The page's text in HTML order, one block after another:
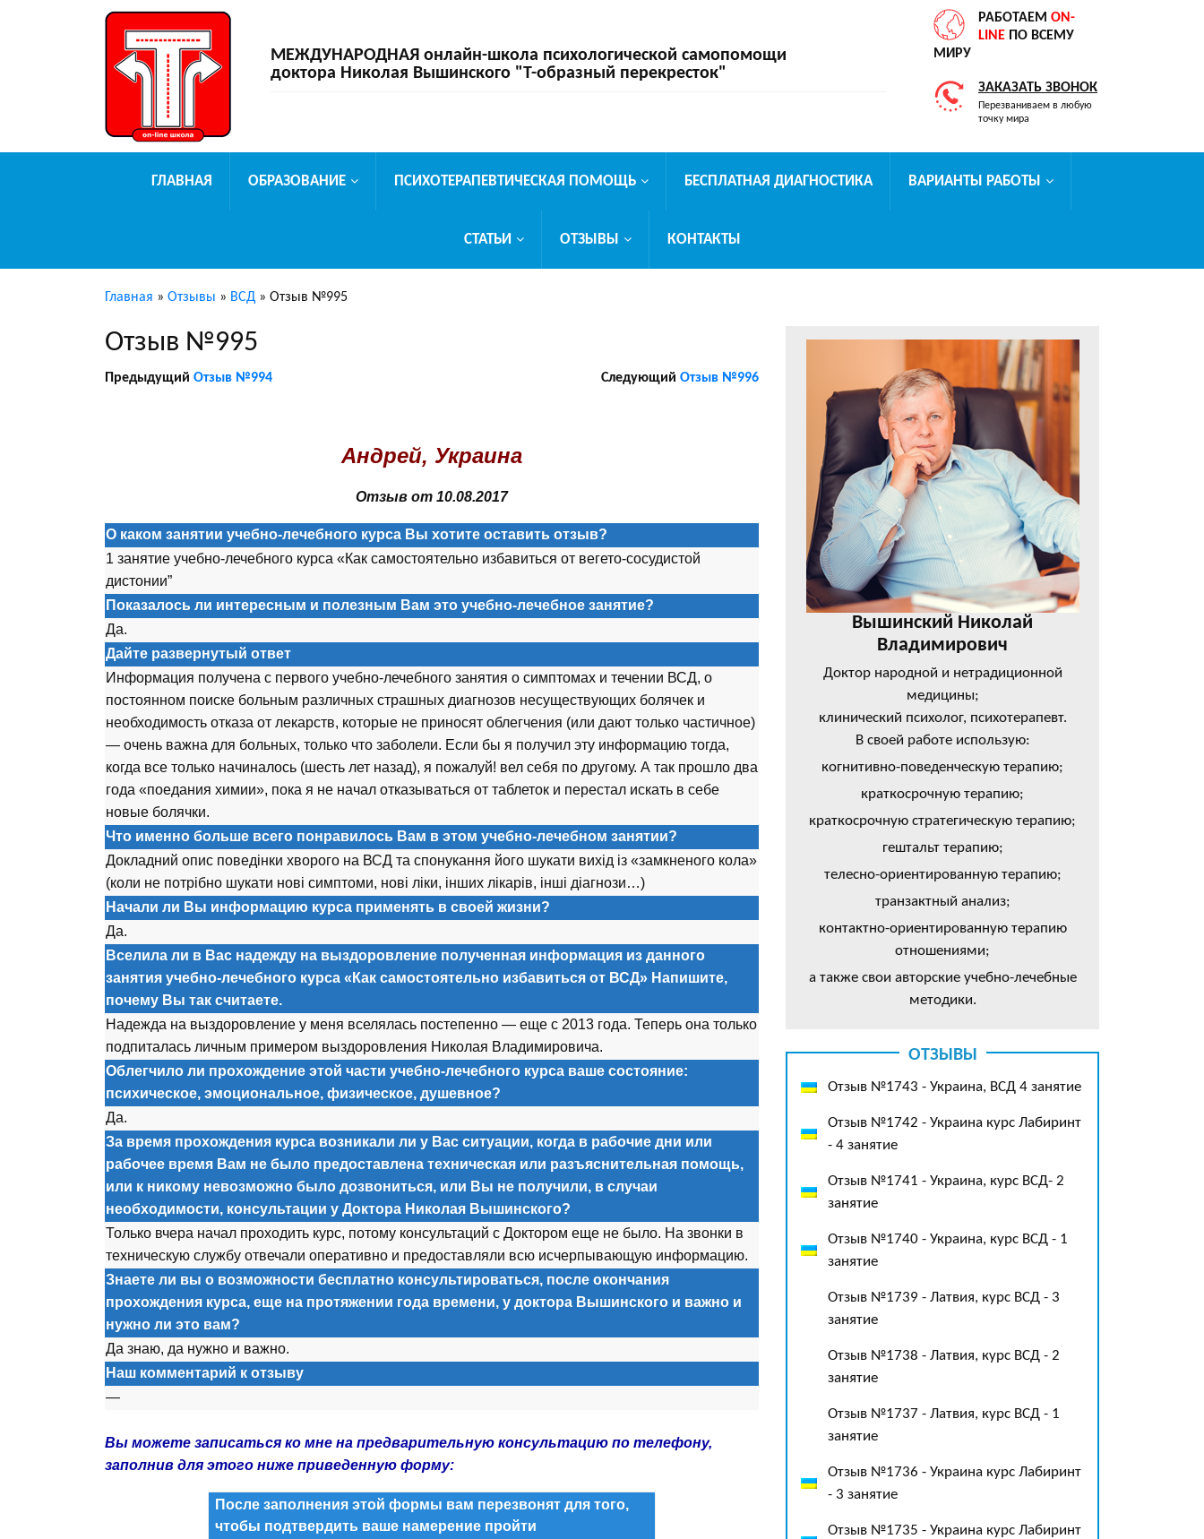
МЕЖДУНАРОДНАЯ онлайн-школа психологической самопомощи
доктора Николая Вышинского "Т-образный перекресток"
РАБОТАЕМ ON-
LINE ПО ВСЕМУ
МИРУ
ЗАКАЗАТЬ ЗВОНОК
Перезваниваем в любую
точку мира
ГЛАВНАЯ ОБРАЗОВАНИЕ ПСИХОТЕРАПЕВТИЧЕСКАЯ ПОМОЩЬ БЕСПЛАТНАЯ ДИАГНОСТИКА ВАРИАНТЫ РАБОТЫ
СТАТЬИ ОТЗЫВЫ КОНТАКТЫ
Главная » Отзывы » ВСД » Отзыв №995
Отзыв №995
Предыдущий Отзыв №994 Следующий Отзыв №996
Андрей, Украина
Отзыв от 10.08.2017
О каком занятии учебно-лечебного курса Вы хотите оставить отзыв?
1 занятие учебно-лечебного курса «Как самостоятельно избавиться от вегето-сосудистой
дистонии”
Показалось ли интересным и полезным Вам это учебно-лечебное занятие?
Да.
Дайте развернутый ответ
Информация получена с первого учебно-лечебного занятия о симптомах и течении ВСД, о
постоянном поиске больным различных страшных диагнозов несуществующих болячек и
необходимость отказа от лекарств, которые не приносят облегчения (или дают только частичное)
— очень важна для больных, только что заболели. Если бы я получил эту информацию тогда,
когда все только начиналось (шесть лет назад), я пожалуй! вел себя по другому. А так прошло два
года «поедания химии», пока я не начал отказываться от таблеток и перестал искать в себе
новые болячки.
Что именно больше всего понравилось Вам в этом учебно-лечебном занятии?
Докладний опис поведінки хворого на ВСД та спонукання його шукати вихід із «замкненого кола»
(коли не потрібно шукати нові симптоми, нові ліки, інших лікарів, інші діагнози…)
Начали ли Вы информацию курса применять в своей жизни?
Да.
Вселила ли в Вас надежду на выздоровление полученная информация из данного
занятия учебно-лечебного курса «Как самостоятельно избавиться от ВСД» Напишите,
почему Вы так считаете.
Надежда на выздоровление у меня вселялась постепенно — еще с 2013 года. Теперь она только
подпиталась личным примером выздоровления Николая Владимировича.
Облегчило ли прохождение этой части учебно-лечебного курса ваше состояние:
психическое, эмоциональное, физическое, душевное?
Да.
За время прохождения курса возникали ли у Вас ситуации, когда в рабочие дни или
рабочее время Вам не было предоставлена техническая или разъяснительная помощь,
или к никому невозможно было дозвониться, или Вы не получили, в случаи
необходимости, консультации у Доктора Николая Вышинского?
Только вчера начал проходить курс, потому консультаций с Доктором еще не было. На звонки в
техническую службу отвечали оперативно и предоставляли всю исчерпывающую информацию.
Знаете ли вы о возможности бесплатно консультироваться, после окончания
прохождения курса, еще на протяжении года времени, у доктора Вышинского и важно и
нужно ли это вам?
Да знаю, да нужно и важно.
Наш комментарий к отзыву
—
Вы можете записаться ко мне на предварительную консультацию по телефону,
заполнив для этого ниже приведенную форму:
После заполнения этой формы вам перезвонят для того,
чтобы подтвердить ваше намерение пройти
Вышинский Николай
Владимирович
Доктор народной и нетрадиционной
медицины;
клинический психолог, психотерапевт.
В своей работе использую:
когнитивно-поведенческую терапию;
краткосрочную терапию;
краткосрочную стратегическую терапию;
гештальт терапию;
телесно-ориентированную терапию;
транзактный анализ;
контактно-ориентированную терапию
отношениями;
а также свои авторские учебно-лечебные
методики.
ОТЗЫВЫ
Отзыв №1743 - Украина, ВСД 4 занятие
Отзыв №1742 - Украина курс Лабиринт
- 4 занятие
Отзыв №1741 - Украина, курс ВСД- 2
занятие
Отзыв №1740 - Украина, курс ВСД - 1
занятие
Отзыв №1739 - Латвия, курс ВСД - 3
занятие
Отзыв №1738 - Латвия, курс ВСД - 2
занятие
Отзыв №1737 - Латвия, курс ВСД - 1
занятие
Отзыв №1736 - Украина курс Лабиринт
- 3 занятие
Отзыв №1735 - Украина курс Лабиринт